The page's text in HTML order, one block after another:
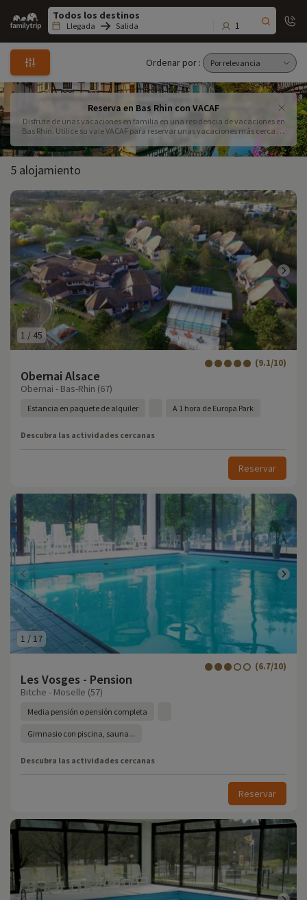
Family
trip
Llegada Salida 1
Ordenar por :
Reserva en Bas Rhin con VACAF
Disfrute de unas vacaciones en familia en una residencia de vacaciones en
Bas Rhin. Utilice su vale VACAF para reservar unas vacaciones más cerca de
5 alojamiento
1 / 45
Obernai Alsace
(9.1/10)
Obernai - Bas-Rhin (67)
Estancia en paquete de alquiler A 1 hora de Europa Park
Descubra las actividades cercanas
Reservar
1 / 17
Les Vosges - Pension
(6.7/10)
Bitche - Moselle (57)
Media pensión o pensión completa
Gimnasio con piscina, sauna...
Descubra las actividades cercanas
Reservar